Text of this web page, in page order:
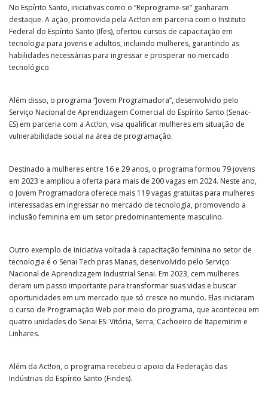
No Espírito Santo, iniciativas como o “Reprograme-se” ganharam
destaque. A ação, promovida pela Act!on em parceria com o Instituto
Federal do Espírito Santo (Ifes), ofertou cursos de capacitação em
tecnologia para jovens e adultos, incluindo mulheres, garantindo as
habilidades necessárias para ingressar e prosperar no mercado
tecnológico.
Além disso, o programa “Jovem Programadora”, desenvolvido pelo
Serviço Nacional de Aprendizagem Comercial do Espírito Santo (Senac-
ES) em parceria com a Act!on, visa qualificar mulheres em situação de
vulnerabilidade social na área de programação.
Destinado a mulheres entre 16 e 29 anos, o programa formou 79 jovens
em 2023 e ampliou a oferta para mais de 200 vagas em 2024. Neste ano,
o Jovem Programadora oferece mais 119 vagas gratuitas para mulheres
interessadas em ingressar no mercado de tecnologia, promovendo a
inclusão feminina em um setor predominantemente masculino.
Outro exemplo de iniciativa voltada à capacitação feminina no setor de
tecnologia é o Senai Tech pras Manas, desenvolvido pelo Serviço
Nacional de Aprendizagem Industrial Senai. Em 2023, cem mulheres
deram um passo importante para transformar suas vidas e buscar
oportunidades em um mercado que só cresce no mundo. Elas iniciaram
o curso de Programação Web por meio do programa, que aconteceu em
quatro unidades do Senai ES: Vitória, Serra, Cachoeiro de Itapemirim e
Linhares.
Além da Act!on, o programa recebeu o apoio da Federação das
Indústrias do Espírito Santo (Findes).